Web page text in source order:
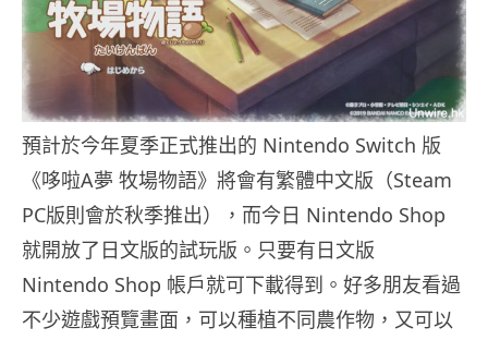
預計於今年夏季正式推出的 Nintendo Switch 版
《哆啦A夢 牧場物語》將會有繁體中文版（Steam
PC版則會於秋季推出），而今日 Nintendo Shop
就開放了日文版的試玩版。只要有日文版
Nintendo Shop 帳戶就可下載得到。好多朋友看過
不少遊戲預覽畫面，可以種植不同農作物，又可以